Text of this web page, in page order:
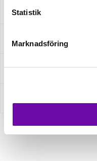
Statistik
Marknadsföring
Beskrivning
Fråga om produkt